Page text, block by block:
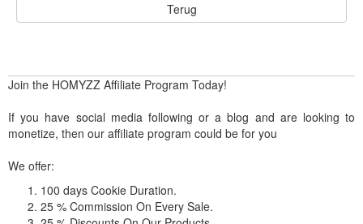
Terug
Join the HOMYZZ Affiliate Program Today!
If you have social media following or a blog and are looking to
monetize, then our affiliate program could be for you
We offer:
100 days Cookie Duration.
25 % Commission On Every Sale.